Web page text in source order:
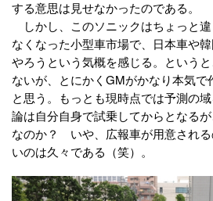
する意思は見せなかったのである。
しかし、このソニックはちょっと
なくなった小型車市場で、日本車や
やろうという気概を感じる。という
ないが、とにかくGMがかなり本気
と思う。もっとも現時点では予測の
論は自分自身で試乗してからとなる
なのか？ いや、広報車が用意され
いのは久々である（笑）。